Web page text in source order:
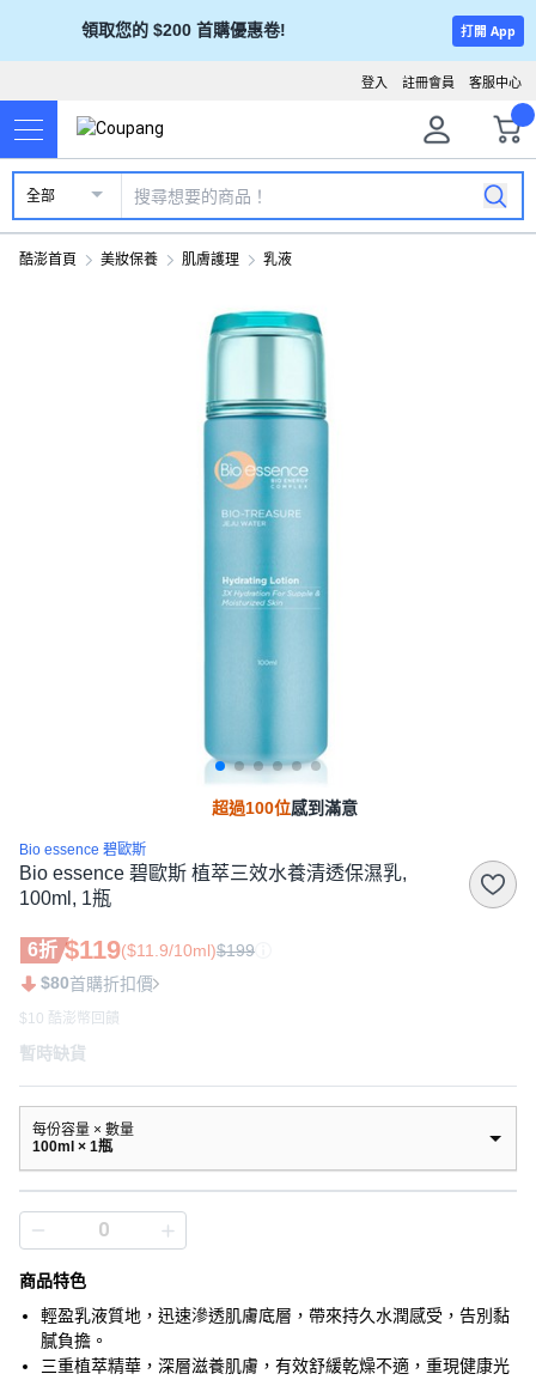
領取您的 $200 首購優惠卷! 打開 App
客服中心
註冊會員
登入
全部
酷澎首頁 美妝保養 肌膚護理 乳液
超過100位感到滿意
Bio essence 碧歐斯
Bio essence 碧歐斯 植萃三效水養清透保濕乳,
100ml, 1瓶
6折 $119($11.9/10ml)$199
$80首購折扣價
$10 酷澎幣回饋
暫時缺貨
每份容量 × 數量
100ml × 1瓶
商品特色
輕盈乳液質地，迅速滲透肌膚底層，帶來持久水潤感受，告別黏
膩負擔。
三重植萃精華，深層滋養肌膚，有效舒緩乾燥不適，重現健康光